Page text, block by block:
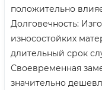
положительно
Долговечность:
износостойких
длительный срок
Своевременная
значительно